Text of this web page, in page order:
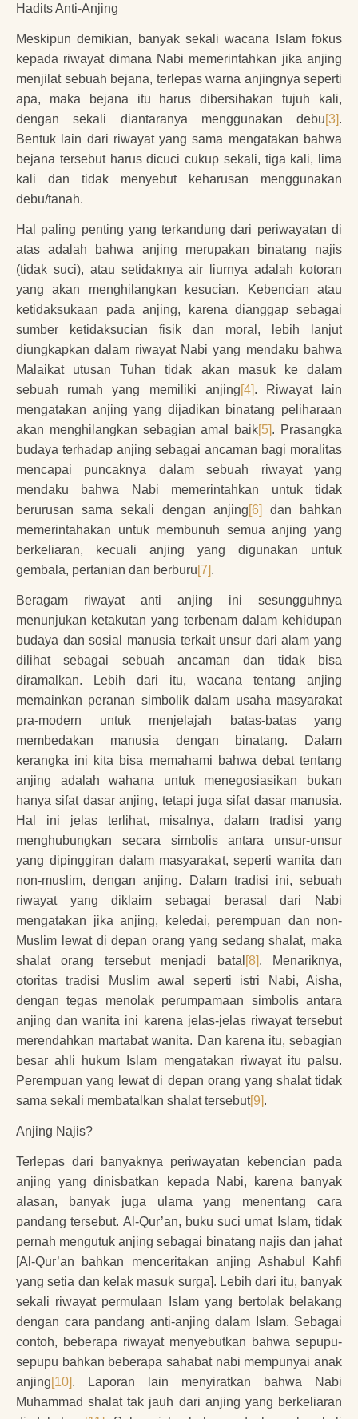
Hadits Anti-Anjing
Meskipun demikian, banyak sekali wacana Islam fokus
kepada riwayat dimana Nabi memerintahkan jika anjing
menjilat sebuah bejana, terlepas warna anjingnya seperti
apa, maka bejana itu harus dibersihakan tujuh kali,
dengan sekali diantaranya menggunakan debu[3].
Bentuk lain dari riwayat yang sama mengatakan bahwa
bejana tersebut harus dicuci cukup sekali, tiga kali, lima
kali dan tidak menyebut keharusan menggunakan
debu/tanah.
Hal paling penting yang terkandung dari periwayatan di
atas adalah bahwa anjing merupakan binatang najis
(tidak suci), atau setidaknya air liurnya adalah kotoran
yang akan menghilangkan kesucian. Kebencian atau
ketidaksukaan pada anjing, karena dianggap sebagai
sumber ketidaksucian fisik dan moral, lebih lanjut
diungkapkan dalam riwayat Nabi yang mendaku bahwa
Malaikat utusan Tuhan tidak akan masuk ke dalam
sebuah rumah yang memiliki anjing[4]. Riwayat lain
mengatakan anjing yang dijadikan binatang peliharaan
akan menghilangkan sebagian amal baik[5]. Prasangka
budaya terhadap anjing sebagai ancaman bagi moralitas
mencapai puncaknya dalam sebuah riwayat yang
mendaku bahwa Nabi memerintahkan untuk tidak
berurusan sama sekali dengan anjing[6]
dan bahkan
memerintahakan untuk membunuh semua anjing yang
berkeliaran, kecuali anjing yang digunakan untuk
gembala, pertanian dan berburu[7].
Beragam riwayat anti anjing ini sesungguhnya
menunjukan ketakutan yang terbenam dalam kehidupan
budaya dan sosial manusia terkait unsur dari alam yang
dilihat sebagai sebuah ancaman dan tidak bisa
diramalkan. Lebih dari itu, wacana tentang anjing
memainkan peranan simbolik dalam usaha masyarakat
pra-modern untuk menjelajah batas-batas yang
membedakan manusia dengan binatang. Dalam
kerangka ini kita bisa memahami bahwa debat tentang
anjing adalah wahana untuk menegosiasikan bukan
hanya sifat dasar anjing, tetapi juga sifat dasar manusia.
Hal ini jelas terlihat, misalnya, dalam tradisi yang
menghubungkan secara simbolis antara unsur-unsur
yang dipinggiran dalam masyarakat, seperti wanita dan
non-muslim, dengan anjing. Dalam tradisi ini, sebuah
riwayat yang diklaim sebagai berasal dari Nabi
mengatakan jika anjing, keledai, perempuan dan non-
Muslim lewat di depan orang yang sedang shalat, maka
shalat orang tersebut menjadi batal [8]. Menariknya,
otoritas tradisi Muslim awal seperti istri Nabi, Aisha,
dengan tegas menolak perumpamaan simbolis antara
anjing dan wanita ini karena jelas-jelas riwayat tersebut
merendahkan martabat wanita. Dan karena itu, sebagian
besar ahli hukum Islam mengatakan riwayat itu palsu.
Perempuan yang lewat di depan orang yang shalat tidak
sama sekali membatalkan shalat tersebut[9].
Anjing Najis?
Terlepas dari banyaknya periwayatan kebencian pada
anjing yang dinisbatkan kepada Nabi, karena banyak
alasan, banyak juga ulama yang menentang cara
pandang tersebut. Al-Qur’an, buku suci umat Islam, tidak
pernah mengutuk anjing sebagai binatang najis dan jahat
[Al-Qur’an bahkan menceritakan anjing Ashabul Kahfi
yang setia dan kelak masuk surga]. Lebih dari itu, banyak
sekali riwayat permulaan Islam yang bertolak belakang
dengan cara pandang anti-anjing dalam Islam. Sebagai
contoh, beberapa riwayat menyebutkan bahwa sepupu-
sepupu bahkan beberapa sahabat nabi mempunyai anak
anjing[10]. Laporan lain menyiratkan bahwa Nabi
Muhammad shalat tak jauh dari anjing yang berkeliaran